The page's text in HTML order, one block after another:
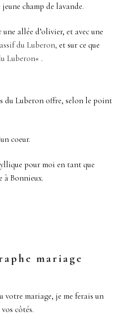
champ de lavande.
allée d’olivier, et avec une
du Luberon, et sur ce que
Luberon« .
du Luberon offre, selon le point
coeur.
pour moi en tant que
à Bonnieux.
mariage
votre mariage, je me ferais un
côtés.